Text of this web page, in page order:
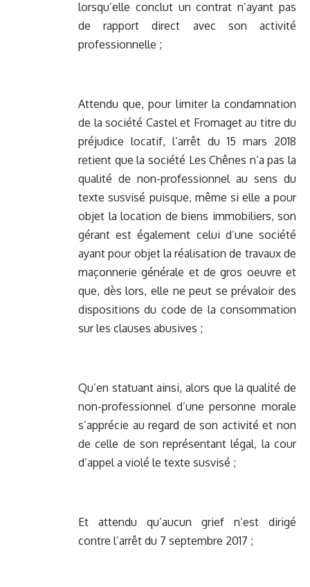
lorsqu’elle conclut un contrat n’ayant pas
de rapport direct avec son activité
professionnelle ;
Attendu que, pour limiter la condamnation
de la société Castel et Fromaget au titre du
préjudice locatif, l’arrêt du 15 mars 2018
retient que la société Les Chênes n’a pas la
qualité de non-professionnel au sens du
texte susvisé puisque, même si elle a pour
objet la location de biens immobiliers, son
gérant est également celui d’une société
ayant pour objet la réalisation de travaux de
maçonnerie générale et de gros oeuvre et
que, dès lors, elle ne peut se prévaloir des
dispositions du code de la consommation
sur les clauses abusives ;
Qu’en statuant ainsi, alors que la qualité de
non-professionnel d’une personne morale
s’apprécie au regard de son activité et non
de celle de son représentant légal, la cour
d’appel a violé le texte susvisé ;
Et attendu qu’aucun grief n’est dirigé
contre l’arrêt du 7 septembre 2017 ;